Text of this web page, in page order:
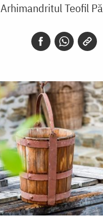
Arhimandritul Teofil